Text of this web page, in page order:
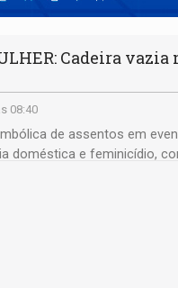
Cadeira vazia
08:40
de assentos em
doméstica e feminicídio,